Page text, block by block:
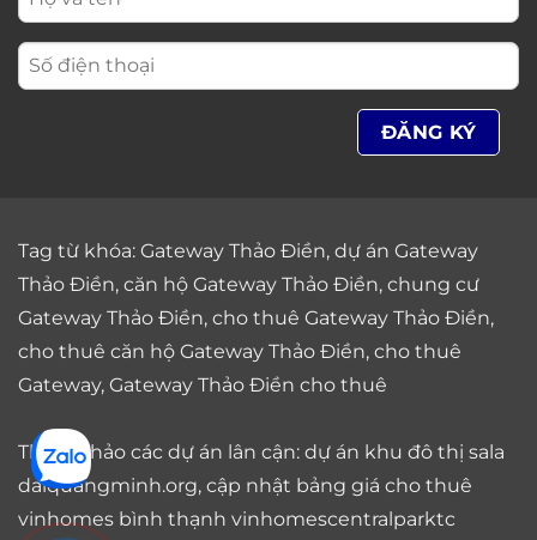
Tag từ khóa: Gateway Thảo Điền, dự án Gateway
Thảo Điền, căn hộ Gateway Thảo Điền, chung cư
Gateway Thảo Điền, cho thuê Gateway Thảo Điền,
cho thuê căn hộ Gateway Thảo Điền, cho thuê
Gateway, Gateway Thảo Điền cho thuê
Tham khảo các dự án lân cận: dự án khu đô thị sala
daiquangminh.org, cập nhật bảng giá cho thuê
vinhomes bình thạnh vinhomescentralparktc